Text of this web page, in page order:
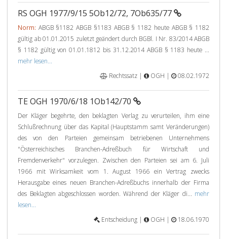
RS OGH 1977/9/15 5Ob12/72, 7Ob635/77
Norm: ABGB §1182 ABGB §1183 ABGB § 1182 heute ABGB § 1182
gültig ab 01.01.2015 zuletzt geändert durch BGBl. I Nr. 83/2014 ABGB
§ 1182 gültig von 01.01.1812 bis 31.12.2014 ABGB § 1183 heute ...
mehr lesen...
Rechtssatz |
OGH | 08.02.1972
TE OGH 1970/6/18 1Ob142/70
Der Kläger begehrte, den beklagten Verlag zu verurteilen, ihm eine
Schlußrechnung über das Kapital (Hauptstamm samt Veränderungen)
des von den Parteien gemeinsam betriebenen Unternehmens
"Österreichisches Branchen-Adreßbuch für Wirtschaft und
Fremdenverkehr" vorzulegen. Zwischen den Parteien sei am 6. Juli
1966 mit Wirksamkeit vom 1. August 1966 ein Vertrag zwecks
Herausgabe eines neuen Branchen-Adreßbuchs innerhalb der Firma
des Beklagten abgeschlossen worden. Während der Kläger di... mehr
lesen...
Entscheidung |
OGH | 18.06.1970